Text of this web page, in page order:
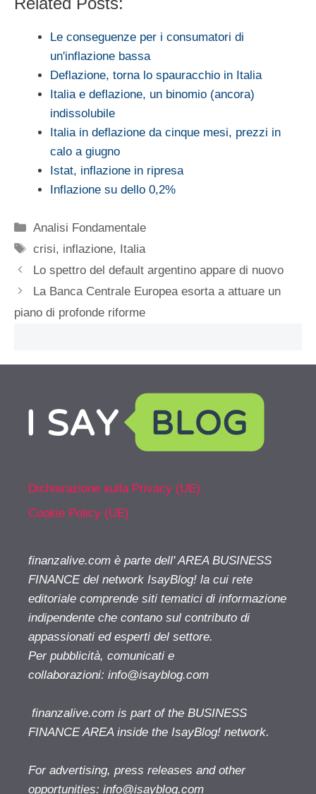
Le conseguenze per i consumatori di
un'inflazione bassa
Deflazione, torna lo spauracchio in Italia
Italia e deflazione, un binomio (ancora)
indissolubile
Italia in deflazione da cinque mesi, prezzi in
calo a giugno
Istat, inflazione in ripresa
Inflazione su dello 0,2%
Categorie
Analisi Fondamentale
Tag
crisi, inflazione, Italia
Lo spettro del default argentino appare di nuovo
La Banca Centrale Europea esorta a attuare un
piano di profonde riforme
Dichiarazione sulla Privacy (UE)
Cookie Policy (UE)
finanzalive.com è parte dell' AREA BUSINESS
FINANCE del network IsayBlog! la cui rete
editoriale comprende siti tematici di informazione
indipendente che contano sul contributo di
appassionati ed esperti del settore.
Per pubblicità, comunicati e
collaborazioni: info@isayblog.com
finanzalive.com is part of the BUSINESS
FINANCE AREA inside the IsayBlog! network.
For advertising, press releases and other
opportunities: info@isayblog.com